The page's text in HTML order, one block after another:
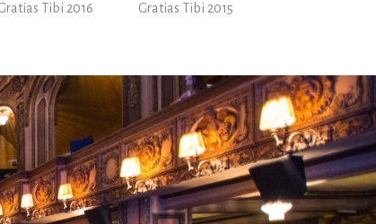
Tibi 2016 Gratias Tibi 2015